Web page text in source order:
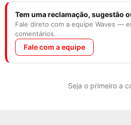
Tem uma reclamação, sugestão
Fale direto com a equipe Waves —
comentários.
Fale com a equipe
Seja o primeiro a